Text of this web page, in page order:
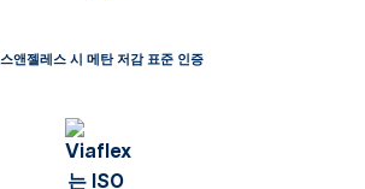
앤젤레스 시 메탄 저감 표준 인증